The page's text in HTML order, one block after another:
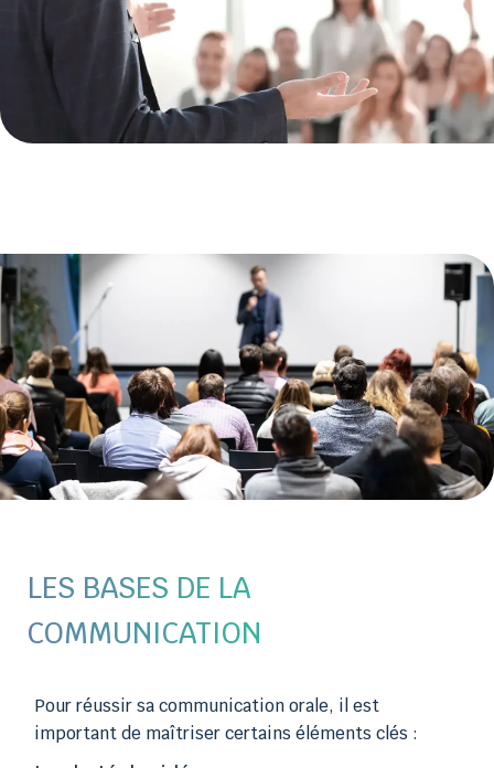
LES BASES DE LA
COMMUNICATION
Pour réussir sa communication orale, il est
important de maîtriser certains éléments clés :